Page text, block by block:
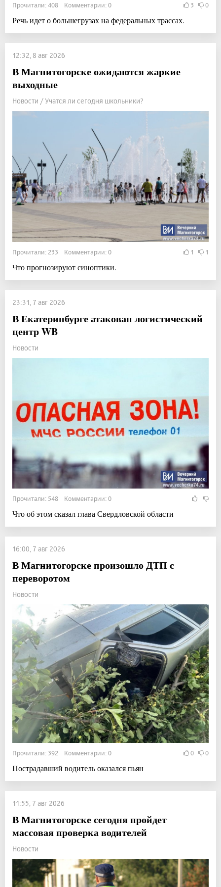
Прочитали: 408 Комментарии: 0 3 0
Речь идет о большегрузах на федеральных трассах.
12:32, 8 авг 2026
В Магнитогорске ожидаются жаркие
выходные
Новости / Учатся ли сегодня школьники?
Прочитали: 233 Комментарии: 0 1 1
Что прогнозируют синоптики.
23:31, 7 авг 2026
В Екатеринбурге атакован логистический
центр WB
Новости
Прочитали: 548 Комментарии: 0
Что об этом сказал глава Свердловской области
16:00, 7 авг 2026
В Магнитогорске произошло ДТП с
переворотом
Новости
Прочитали: 392 Комментарии: 0 0 0
Пострадавший водитель оказался пьян
11:55, 7 авг 2026
В Магнитогорске сегодня пройдет
массовая проверка водителей
Новости